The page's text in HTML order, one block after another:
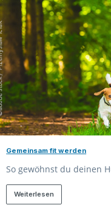
Gemeinsam fit werden
So gewöhnst du deinen
Weiterlesen